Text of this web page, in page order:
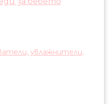
увлажнители,